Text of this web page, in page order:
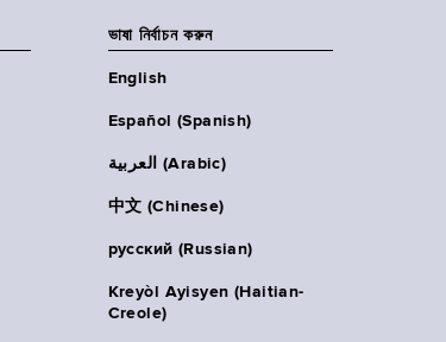
ভাষা নির্বাচন করুন
English
Español (Spanish)
العربية (Arabic)
中文 (Chinese)
русский (Russian)
Kreyòl Ayisyen (Haitian-
Creole)